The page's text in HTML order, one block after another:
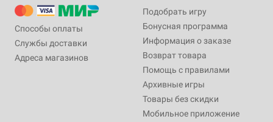
Способы оплаты
Службы доставки
Адреса магазинов
Подобрать игру
Бонусная программа
Информация о заказе
Возврат товара
Помощь с правилами
Архивные игры
Товары без скидки
Мобильное приложение